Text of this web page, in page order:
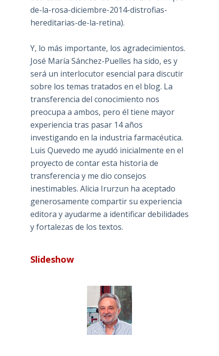
de-la-rosa-diciembre-2014-distrofias-
hereditarias-de-la-retina).
Y, lo más importante, los agradecimientos.
José María Sánchez-Puelles ha sido, es y
será un interlocutor esencial para discutir
sobre los temas tratados en el blog. La
transferencia del conocimiento nos
preocupa a ambos, pero él tiene mayor
experiencia tras pasar 14 años
investigando en la industria farmacéutica.
Luis Quevedo me ayudó inicialmente en el
proyecto de contar esta historia de
transferencia y me dio consejos
inestimables. Alicia Irurzun ha aceptado
generosamente compartir su experiencia
editora y ayudarme a identificar debilidades
y fortalezas de los textos.
Slideshow